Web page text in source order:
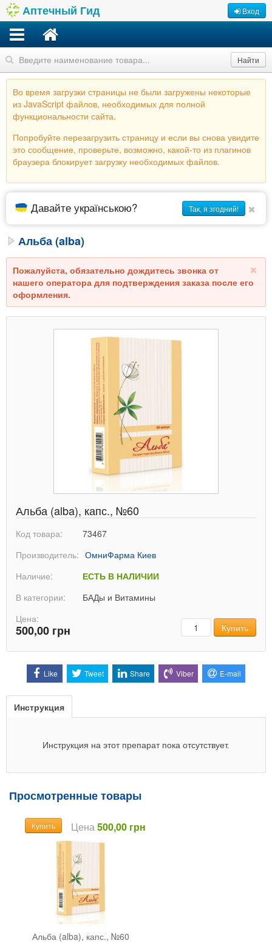
Аптечный Гид Вход
Найти
Во время загрузки страницы не были загружены некоторые
из JavaScript файлов, необходимых для полной
функциональности сайта.
Попробуйте перезагрузить страницу и если вы снова увидите
это сообщение, проверьте, возможно, какой-то из плагинов
браузера блокирует загрузку необходимых файлов.
Давайте українською? Так, я згодний!
Альба (alba)
Пожалуйста, обязательно дождитесь звонка от
нашего оператора для подтверждения заказа после его
оформления.
Альба (alba), капс., №60
Код товара:
73467
Производитель: ОмниФарма Киев
Наличие:
ЕСТЬ В НАЛИЧИИ
В категории:
БАДы и Витамины
Цена:
500,00 грн КоличествоКупить
Like Tweet Share Viber E-mail
Инструкция
Инструкция на этот препарат пока отсутствует.
Просмотренные товары
Купить Цена500,00 грн
Альба (alba), капс., №60